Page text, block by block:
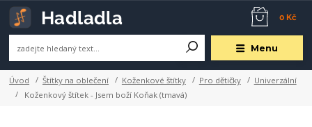
Menu
0 Kč
Úvod Štítky na oblečení Koženkové štítky Pro dětičky
Univerzální
Koženkový štítek - Jsem boží Koňak (tmavá)